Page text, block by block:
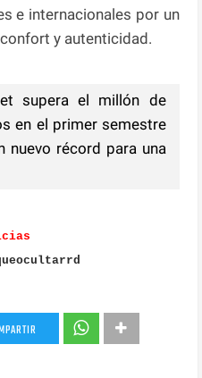
e internacionales por un
y autenticidad.
supera el millón de
en el primer semestre
nuevo récord para una